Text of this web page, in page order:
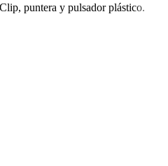
puntera y pulsador plástico.